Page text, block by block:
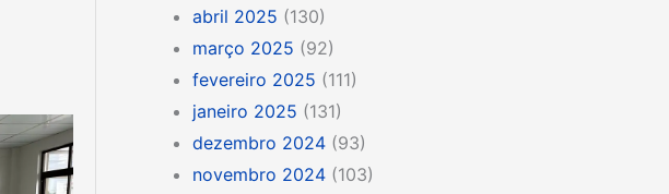
abril 2025 (130)
março 2025 (92)
fevereiro 2025 (111)
janeiro 2025 (131)
dezembro 2024 (93)
novembro 2024 (103)